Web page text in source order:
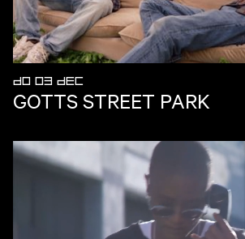
DO 03 DEC
GOTTS STREET PARK